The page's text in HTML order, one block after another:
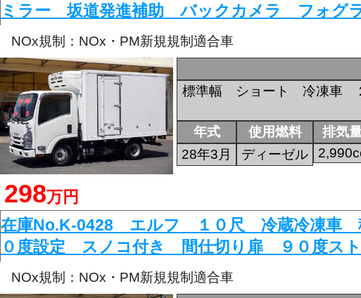
ミラー 坂道発進補助 バックカメラ フォグ
NOx規制：NOx・PM新規規制適合車
298万円
標準幅 ショート 冷凍車
年式
28年3月
使用燃料
ディーゼル
排気
在庫No.K-0428 エルフ １０尺 冷蔵冷凍車
０度設定 スノコ付き 間仕切り扉 ９０度ス
NOx規制：NOx・PM新規規制適合車